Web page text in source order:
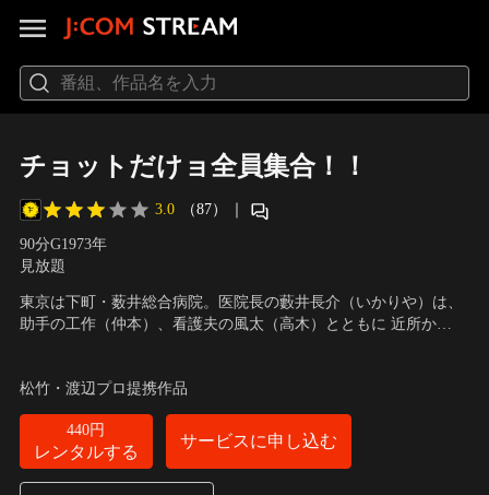
チョットだけョ全員集合！！
3.0 （87） ｜
90分G1973年
見放題
東京は下町・薮井総合病院。医院長の藪井長介（いかりや）は、
助手の工作（仲本）、看護夫の風太（高木）とともに 近所か
は働くことが大嫌い。そこで、交通事故にあったと嘘をつき、 全
身に包帯を巻いて薮井総合病院に入院してきた。
祐介
松竹・渡辺プロ提携作品
440円
レンタルする
サービスに申し込む